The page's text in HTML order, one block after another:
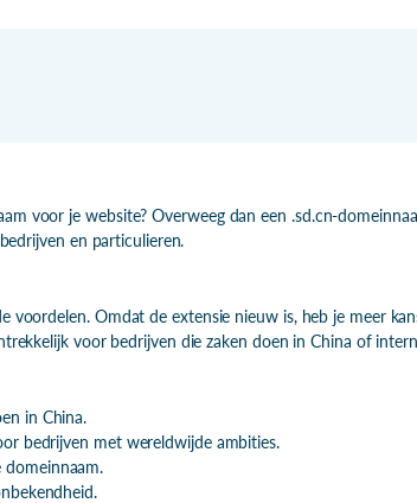
voor je website? Overweeg dan een .sd.cn-
en particulieren.
voordelen. Omdat de extensie nieuw is, heb je meer
voor bedrijven die zaken doen in China of
in China.
bedrijven met wereldwijde ambities.
domeinnaam.